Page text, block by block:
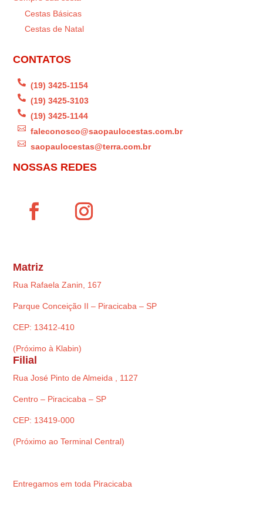
Cestas Básicas
Cestas de Natal
CONTATOS
 (19) 3425-1154
 (19) 3425-3103
 (19) 3425-1144
 faleconosco@saopaulocestas.com.br
 saopaulocestas@terra.com.br
NOSSAS REDES
Matriz
Rua Rafaela Zanin, 167
Parque Conceição II – Piracicaba – SP
CEP: 13412-410
(Próximo à Klabin)
Filial
Rua José Pinto de Almeida , 1127
Centro – Piracicaba – SP
CEP: 13419-000
(Próximo ao Terminal Central)
Entregamos em toda Piracicaba